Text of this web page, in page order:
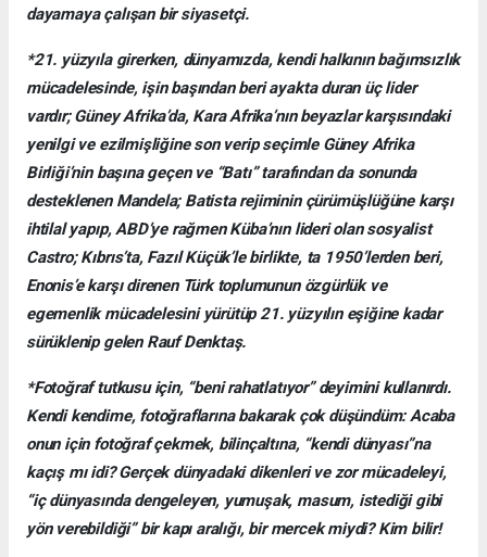
dayamaya çalışan bir siyasetçi.
*21. yüzyıla girerken, dünyamızda, kendi halkının bağımsızlık
mücadelesinde, işin başından beri ayakta duran üç lider
vardır; Güney Afrika’da, Kara Afrika’nın beyazlar karşısındaki
yenilgi ve ezilmişliğine son verip seçimle Güney Afrika
Birliği’nin başına geçen ve “Batı” tarafından da sonunda
desteklenen Mandela; Batista rejiminin çürümüşlüğüne karşı
ihtilal yapıp, ABD’ye rağmen Küba’nın lideri olan sosyalist
Castro; Kıbrıs’ta, Fazıl Küçük’le birlikte, ta 1950’lerden beri,
Enonis’e karşı direnen Türk toplumunun özgürlük ve
egemenlik mücadelesini yürütüp 21. yüzyılın eşiğine kadar
sürüklenip gelen Rauf Denktaş.
*Fotoğraf tutkusu için, “beni rahatlatıyor” deyimini kullanırdı.
Kendi kendime, fotoğraflarına bakarak çok düşündüm: Acaba
onun için fotoğraf çekmek, bilinçaltına, “kendi dünyası”na
kaçış mı idi? Gerçek dünyadaki dikenleri ve zor mücadeleyi,
“iç dünyasında dengeleyen, yumuşak, masum, istediği gibi
yön verebildiği” bir kapı aralığı, bir mercek miydi? Kim bilir!